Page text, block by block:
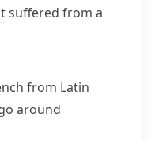
suffered from a
from Latin
around